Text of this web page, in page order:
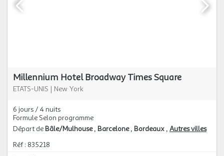
Millennium Hotel Broadway Times Square
ETATS-UNIS | New York
6 jours / 4 nuits
Formule Selon programme
Départ de Bâle/Mulhouse Barcelone Bordeaux Autres villes
Réf : 835218